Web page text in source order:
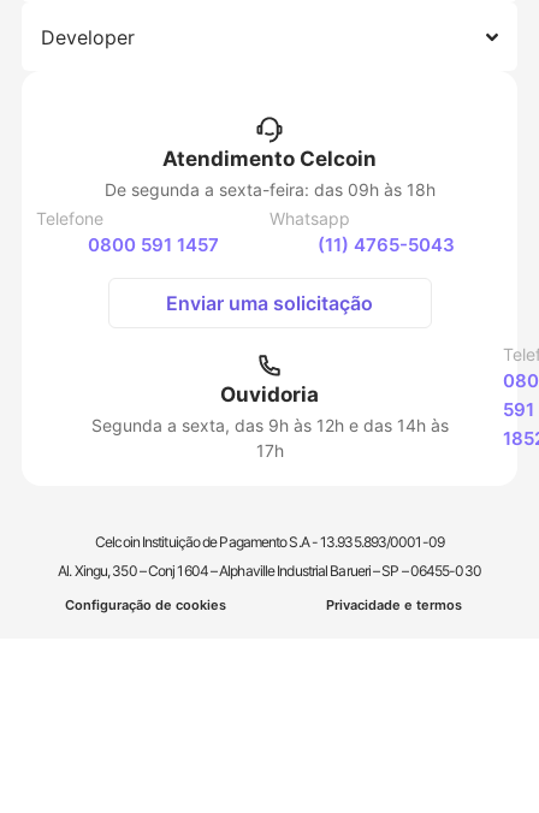
Developer
Atendimento Celcoin
De segunda a sexta-feira: das 09h às 18h
Telefone
0800 591 1457
Whatsapp
(11) 4765-5043
Enviar uma solicitação
Ouvidoria
Segunda a sexta, das 9h às 12h e das 14h às
17h
591
Celcoin Instituição de Pagamento S.A - 13.935.893/0001-09
Al. Xingu, 350 – Conj 1604 – Alphaville Industrial Barueri – SP – 06455-030
Configuração de cookies Privacidade e termos